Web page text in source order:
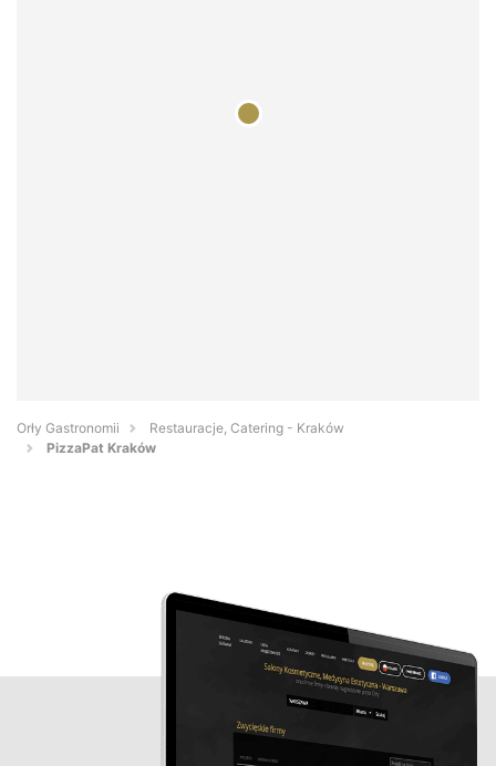
Orły Gastronomii
Restauracje, Catering - Kraków
PizzaPat Kraków